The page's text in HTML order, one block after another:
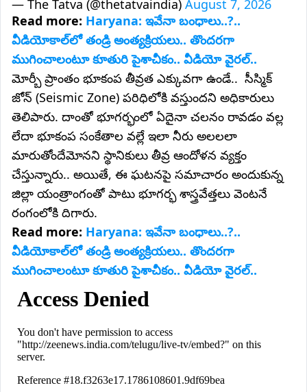
— The Tatva (@thetatvaindia) August 7, 2026
Read more: Haryana: ఇవేనా బంధాలు..?..
వీడియోకాల్‌లో తండ్రి అంత్యక్రియలు.. తొందరగా
ముగించాలంటూ కూతురి పైశాచీకం.. వీడియో వైరల్..
మోర్బీ ప్రాంతం భూకంప తీవ్రత ఎక్కువగా ఉండే.. సీస్మిక్
జోన్ (Seismic Zone) పరిధిలోకి వస్తుందని అధికారులు
తెలిపారు. దాంతో భూగర్భంలో ఏదైనా చలనం రావడం వల్ల
లేదా భూకంప సంకేతాల వల్లే ఇలా నీరు అలలలా
మారుతోందేమోనని స్థానికులు తీవ్ర ఆందోళన వ్యక్తం
చేస్తున్నారు.. అయితే, ఈ ఘటనపై సమాచారం అందుకున్న
జిల్లా యంత్రాంగంతో పాటు భూగర్భ శాస్త్రవేత్తలు వెంటనే
రంగంలోకి దిగారు.
Read more: Haryana: ఇవేనా బంధాలు..?..
వీడియోకాల్‌లో తండ్రి అంత్యక్రియలు.. తొందరగా
ముగించాలంటూ కూతురి పైశాచీకం.. వీడియో వైరల్..